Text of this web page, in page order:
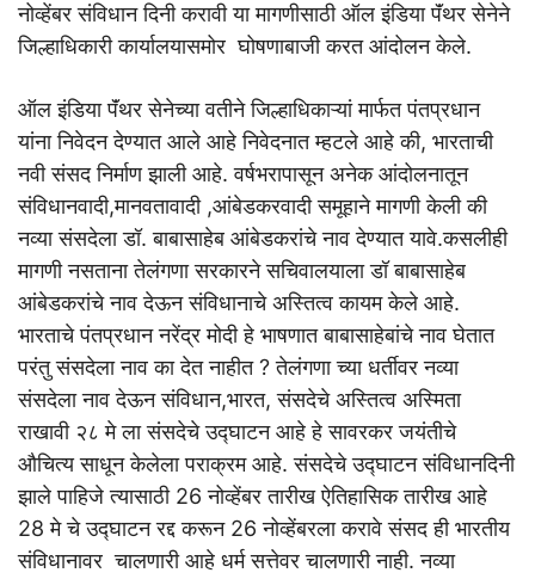
नोव्हेंबर संविधान दिनी करावी या मागणीसाठी ऑल इंडिया पॅंथर सेनेने
जिल्हाधिकारी कार्यालयासमोर घोषणाबाजी करत आंदोलन केले.
ऑल इंडिया पॅंथर सेनेच्या वतीने जिल्हाधिकाऱ्यां मार्फत पंतप्रधान
यांना निवेदन देण्यात आले आहे निवेदनात म्हटले आहे की, भारताची
नवी संसद निर्माण झाली आहे. वर्षभरापासून अनेक आंदोलनातून
संविधानवादी,मानवतावादी ,आंबेडकरवादी समूहाने मागणी केली की
नव्या संसदेला डॉ. बाबासाहेब आंबेडकरांचे नाव देण्यात यावे.कसलीही
मागणी नसताना तेलंगणा सरकारने सचिवालयाला डॉ बाबासाहेब
आंबेडकरांचे नाव देऊन संविधानाचे अस्तित्व कायम केले आहे.
भारताचे पंतप्रधान नरेंद्र मोदी हे भाषणात बाबासाहेबांचे नाव घेतात
परंतु संसदेला नाव का देत नाहीत ? तेलंगणा च्या धर्तीवर नव्या
संसदेला नाव देऊन संविधान,भारत, संसदेचे अस्तित्व अस्मिता
राखावी २८ मे ला संसदेचे उद्घाटन आहे हे सावरकर जयंतीचे
औचित्य साधून केलेला पराक्रम आहे. संसदेचे उद्घाटन संविधानदिनी
झाले पाहिजे त्यासाठी 26 नोव्हेंबर तारीख ऐतिहासिक तारीख आहे
28 मे चे उद्घाटन रद्द करून 26 नोव्हेंबरला करावे संसद ही भारतीय
संविधानावर चालणारी आहे धर्म सत्तेवर चालणारी नाही. नव्या